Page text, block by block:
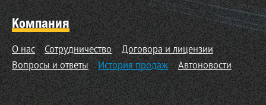
Компания
О нас Сотрудничество
Договора и лицензии
Вопросы и ответы
История продаж Автоновости